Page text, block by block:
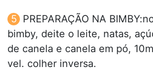
PREPARAÇÃO NA
bimby, deite o leite, natas,
de canela e canela em pó,
vel. colher inversa.